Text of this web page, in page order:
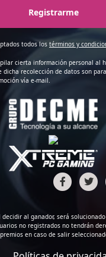
Registrarme
todos los términos y
cierta información personal al
dicha recolección de datos son
vía e-mail.
decidir al ganador, será
no registrados no tendrán
en caso de salir